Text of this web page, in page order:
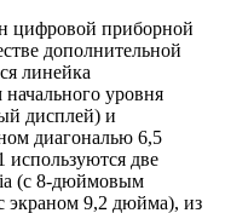
цифровой приборной
дополнительной
линейка
уровня
дисплей) и
диагональю 6,5
две
(с 8-дюймовым
экраном 9,2 дюйма), из